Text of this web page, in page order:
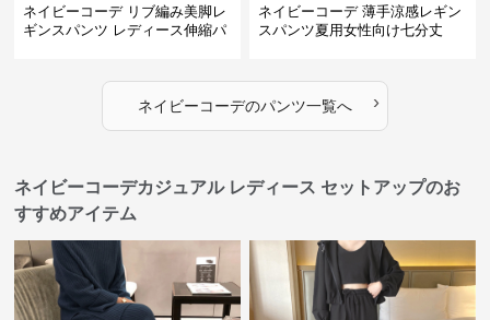
ネイビーコーデ リブ編み美脚レ
ギンスパンツ レディース伸縮パ
ネイビーコーデ 薄手涼感レギン
スパンツ夏用女性向け七分丈
ネイビーコーデのパンツ一覧へ ›
ネイビーコーデカジュアル レディース セットアップのお
すすめアイテム